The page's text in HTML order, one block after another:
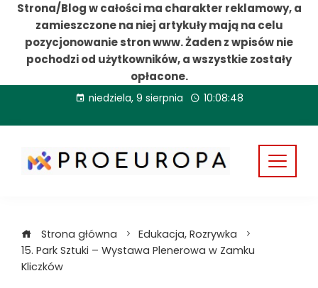
Strona/Blog w całości ma charakter reklamowy, a
zamieszczone na niej artykuły mają na celu
pozycjonowanie stron www. Żaden z wpisów nie
pochodzi od użytkowników, a wszystkie zostały
opłacone.
treści
niedziela, 9 sierpnia 10:08:49
Strona główna
Edukacja, Rozrywka
15. Park Sztuki – Wystawa Plenerowa w Zamku
Kliczków